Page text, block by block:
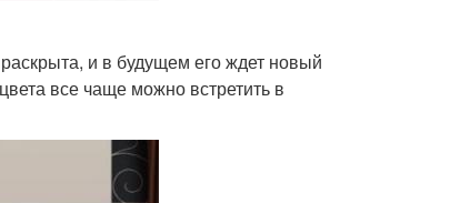
и в будущем его ждет новый
все чаще можно встретить в